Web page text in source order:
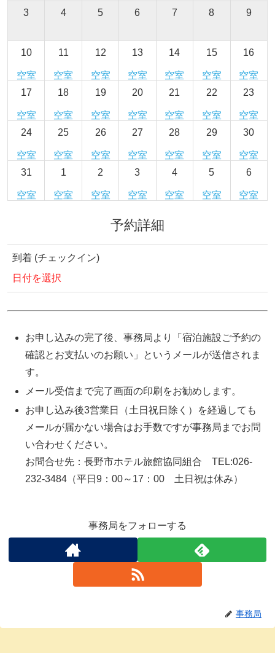
3 4 5 6 7 8 9
10
空室
11
空室
12
空室
13
空室
14
空室
15
空室
16
空室
17
空室
18
空室
19
空室
20
空室
21
空室
22
空室
23
空室
24
空室
25
空室
26
空室
27
空室
28
空室
29
空室
30
空室
31
空室
1
空室
2
空室
3
空室
4
空室
5
空室
6
空室
予約詳細
到着 (チェックイン)
日付を選択
お申し込みの完了後、事務局より「宿泊施設ご予約の
確認とお支払いのお願い」というメールが送信されま
す。
メール受信まで完了画面の印刷をお勧めします。
お申し込み後3営業日（土日祝日除く）を経過しても
メールが届かない場合はお手数ですが事務局までお問
い合わせください。
お問合せ先：長野市ホテル旅館協同組合 TEL:026-
232-3484（平日9：00～17：00 土日祝は休み）
事務局をフォローする
事務局